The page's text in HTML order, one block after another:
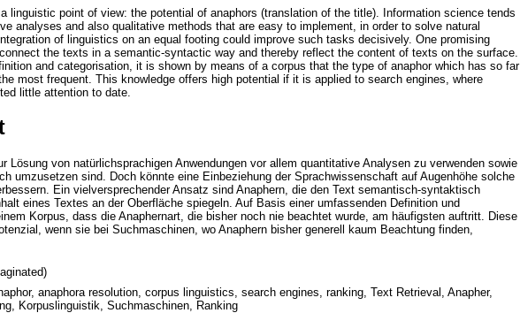
linguistic point of view: the potential of anaphors (translation of the title). Information science tends
analyses and also qualitative methods that are easy to implement, in order to solve natural
of linguistics on an equal footing could improve such tasks decisively. One promising
the texts in a semantic-syntactic way and thereby reflect the content of texts on the surface.
and categorisation, it is shown by means of a corpus that the type of anaphor which has so far
most frequent. This knowledge offers high potential if it is applied to search engines, where
little attention to date.
Lösung von natürlichsprachigen Anwendungen vor allem quantitative Analysen zu verwenden sowie
umzusetzen sind. Doch könnte eine Einbeziehung der Sprachwissenschaft auf Augenhöhe solche
Ein vielversprechender Ansatz sind Anaphern, die den Text semantisch-syntaktisch
eines Textes an der Oberfläche spiegeln. Auf Basis einer umfassenden Definition und
Korpus, dass die Anaphernart, die bisher noch nie beachtet wurde, am häufigsten auftritt. Diese
wenn sie bei Suchmaschinen, wo Anaphern bisher generell kaum Beachtung finden,
anaphora resolution, corpus linguistics, search engines, ranking, Text Retrieval, Anapher,
Korpuslinguistik, Suchmaschinen, Ranking